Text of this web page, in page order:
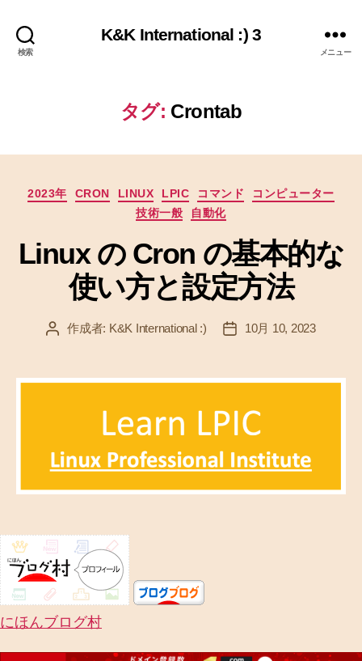
検索
K&K International :) 3
メニュー
タグ: Crontab
カ
テ
リ
ー
2023年 CRON LINUX LPIC コマンド
コンピューター
技術一般
自動化
Linux の Cron の基本的な
使い方と設定方法
投 作成者: K&K International :)
投
10月 10, 2023
にほんブログ村